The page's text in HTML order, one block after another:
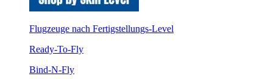
Flugzeuge nach Fertigstellungs-Level
Ready-To-Fly
Bind-N-Fly